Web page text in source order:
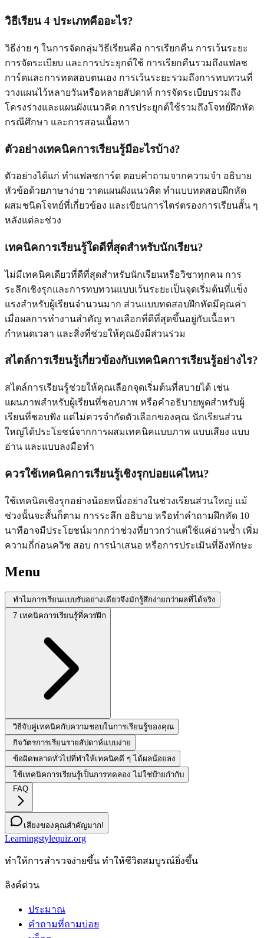
วิธีเรียน 4 ประเภทคืออะไร?
วิธีง่าย ๆ ในการจัดกลุ่มวิธีเรียนคือ การเรียกคืน การเว้นระยะ
การจัดระเบียบ และการประยุกต์ใช้ การเรียกคืนรวมถึงแฟลช
การ์ดและการทดสอบตนเอง การเว้นระยะรวมถึงการทบทวนที่
วางแผนไว้หลายวันหรือหลายสัปดาห์ การจัดระเบียบรวมถึง
โครงร่างและแผนผังแนวคิด การประยุกต์ใช้รวมถึงโจทย์ฝึกหัด
กรณีศึกษา และการสอนเนื้อหา
ตัวอย่างเทคนิคการเรียนรู้มีอะไรบ้าง?
ตัวอย่างได้แก่ ทำแฟลชการ์ด ตอบคำถามจากความจำ อธิบาย
หัวข้อด้วยภาษาง่าย วาดแผนผังแนวคิด ทำแบบทดสอบฝึกหัด
ผสมชนิดโจทย์ที่เกี่ยวข้อง และเขียนการไตร่ตรองการเรียนสั้น ๆ
หลังแต่ละช่วง
เทคนิคการเรียนรู้ใดดีที่สุดสำหรับนักเรียน?
ไม่มีเทคนิคเดียวที่ดีที่สุดสำหรับนักเรียนหรือวิชาทุกคน การ
ระลึกเชิงรุกและการทบทวนแบบเว้นระยะเป็นจุดเริ่มต้นที่แข็ง
แรงสำหรับผู้เรียนจำนวนมาก ส่วนแบบทดสอบฝึกหัดมีคุณค่า
เมื่อผลการทำงานสำคัญ ทางเลือกที่ดีที่สุดขึ้นอยู่กับเนื้อหา
กำหนดเวลา และสิ่งที่ช่วยให้คุณยังมีส่วนร่วม
สไตล์การเรียนรู้เกี่ยวข้องกับเทคนิคการเรียนรู้อย่างไร?
สไตล์การเรียนรู้ช่วยให้คุณเลือกจุดเริ่มต้นที่สบายได้ เช่น
แผนภาพสำหรับผู้เรียนที่ชอบภาพ หรือคำอธิบายพูดสำหรับผู้
เรียนที่ชอบฟัง แต่ไม่ควรจำกัดตัวเลือกของคุณ นักเรียนส่วน
ใหญ่ได้ประโยชน์จากการผสมเทคนิคแบบภาพ แบบเสียง แบบ
อ่าน และแบบลงมือทำ
ควรใช้เทคนิคการเรียนรู้เชิงรุกบ่อยแค่ไหน?
ใช้เทคนิคเชิงรุกอย่างน้อยหนึ่งอย่างในช่วงเรียนส่วนใหญ่ แม้
ช่วงนั้นจะสั้นก็ตาม การระลึก อธิบาย หรือทำคำถามฝึกหัด 10
นาทีอาจมีประโยชน์มากกว่าช่วงที่ยาวกว่าแต่ใช้แค่อ่านซ้ำ เพิ่ม
ความถี่ก่อนควิซ สอบ การนำเสนอ หรือการประเมินที่อิงทักษะ
Menu
ทำไมการเรียนแบบรับอย่างเดียวจึงมักรู้สึกง่ายกว่าผลที่ได้จริง
7 เทคนิคการเรียนรู้ที่ควรฝึก
วิธีจับคู่เทคนิคกับความชอบในการเรียนรู้ของคุณ
กิจวัตรการเรียนรายสัปดาห์แบบง่าย
ข้อผิดพลาดทั่วไปที่ทำให้เทคนิคดี ๆ ได้ผลน้อยลง
ใช้เทคนิคการเรียนรู้เป็นการทดลอง ไม่ใช่ป้ายกำกับ
FAQ
เสียงของคุณสำคัญมาก!
Learningstylequiz.org
ทําให้การสํารวจง่ายขึ้น ทําให้ชีวิตสมบูรณ์ยิ่งขึ้น
ลิงค์ด่วน
ประมาณ
คำถามที่ถามบ่อย